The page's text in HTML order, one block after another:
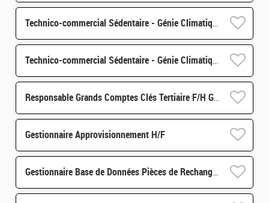
Technico-commercial Sédentaire - Génie Climatique f/h Alternance - 67
Technico-commercial Sédentaire - Génie Climatique f/h Alternance - 69
Responsable Grands Comptes Clés Tertiaire F/H Génie Climatique
Gestionnaire Approvisionnement H/F
Gestionnaire Base de Données Pièces de Rechange H/F